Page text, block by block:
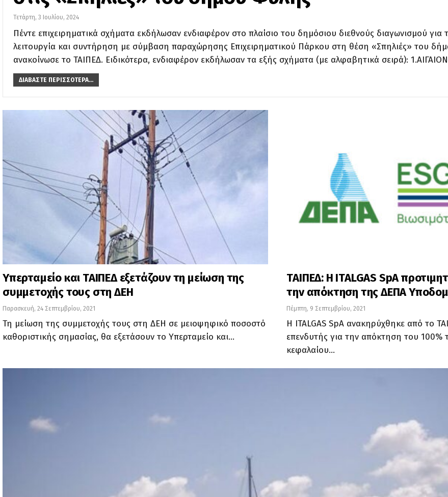
Τετάρτη, 3 Ιουλίου, 2024
Πέντε επιχειρηματικά σχήματα εκδήλωσαν ενδιαφέρον στο πλαίσιο του δημόσιου διεθνούς διαγωνισμού για
λειτουργία και συντήρηση με σύμβαση παραχώρησης Επιχειρηματικού Πάρκου στη θέση «Σπηλιές» του
ανακοίνωσε το ΤΑΙΠΕΔ. Ειδικότερα, ενδιαφέρον εκδήλωσαν τα εξής σχήματα (με αλφαβητικά σειρά):
ΔΙΑΒΆΣΤΕ ΠΕΡΙΣΣΌΤΕΡΑ...
Υπερταμείο και ΤΑΙΠΕΔ εξετάζουν τη μείωση της
συμμετοχής τους στη ΔΕΗ
Παρασκευή, 24 Σεπτεμβρίου, 2021
Τη μείωση της συμμετοχής τους στη ΔΕΗ σε μειοψηφικό ποσοστό
καθοριστικής σημασίας, θα εξετάσουν το Υπερταμείο και…
ΤΑΙΠΕΔ: Η ITALGAS SpA
την απόκτηση της ΔΕΠΑ
Πέμπτη, 9 Σεπτεμβρίου, 2021
Η ITALGAS SpA ανακηρύχθηκε από το
επενδυτής για την απόκτηση του 100%
κεφαλαίου…